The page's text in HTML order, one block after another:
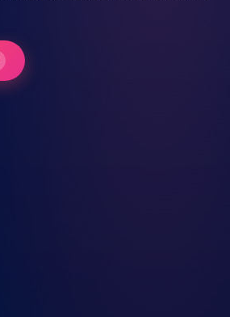
(optioneel)
van je vraag of project